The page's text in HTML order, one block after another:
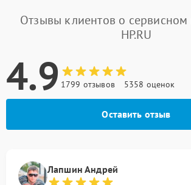
Отзывы клиентов о сервисном
HP.RU
4.9 1799 отзывов 5358 оценок
Оставить отзыв
Лапшин Андрей